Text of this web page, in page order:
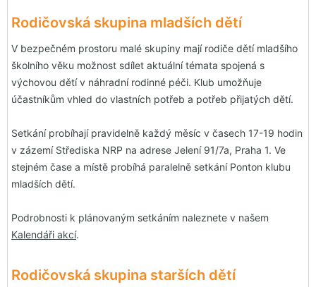
Rodičovská skupina mladších dětí
V bezpečném prostoru malé skupiny mají rodiče dětí mladšího
školního věku možnost sdílet aktuální témata spojená s
výchovou dětí v náhradní rodinné péči. Klub umožňuje
účastníkům vhled do vlastních potřeb a potřeb přijatých dětí.
Setkání probíhají pravidelně každý měsíc v časech 17-19 hodin
v zázemí Střediska NRP na adrese Jelení 91/7a, Praha 1. Ve
stejném čase a místě probíhá paralelně setkání Ponton klubu
mladších dětí.
Podrobnosti k plánovaným setkáním naleznete v našem
Kalendáři akcí.
Rodičovská skupina starších dětí